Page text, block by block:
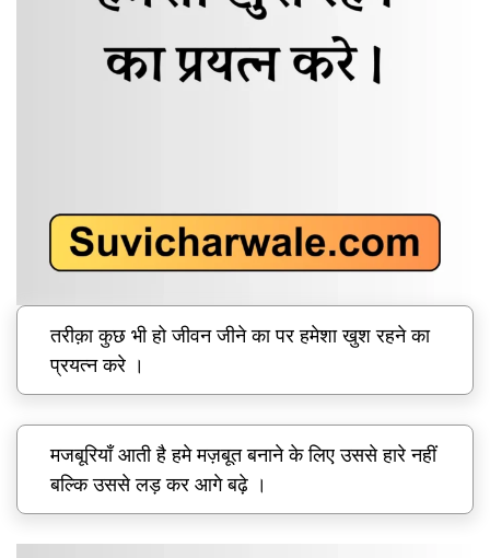
तरीक़ा कुछ भी हो जीवन जीने का पर हमेशा खुश रहने का
प्रयत्न करे ।
मजबूरियाँ आती है हमे मज़बूत बनाने के लिए उससे हारे नहीं
बल्कि उससे लड़ कर आगे बढ़े ।